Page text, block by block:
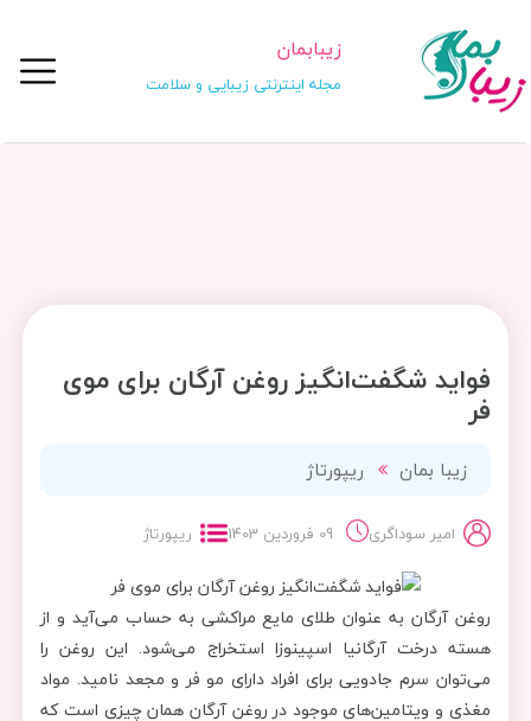
زیبابمان
مجله اینترنتی زیبایی و سلامت
فواید شگفت‌انگیز روغن آرگان برای موی
فر
زیبا بمان ریپورتاژ
امیر سوداگری 09 فروردین 1403 ریپورتاژ
روغن آرگان به عنوان طلای مایع مراکشی به حساب می‌آید و از
هسته درخت آرگانیا اسپینوزا استخراج می‌شود. این روغن را
می‌توان سرم جادویی برای افراد دارای مو فر و مجعد نامید. مواد
مغذی و ویتامین‌های موجود در روغن آرگان همان چیزی است که